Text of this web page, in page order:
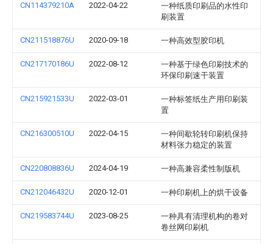
CN114379210A 2022-04-22
一种纸质印刷品的水性印
刷装置
CN211518876U 2020-09-18 一种高效型胶印机
CN217170186U 2022-08-12
一种基于绿色印刷技术的
环保印刷速干装置
CN215921533U 2022-03-01
一种标签纸生产用印刷装
置
CN216300510U 2022-04-15
一种间歇轮转印刷机保持
材料张力稳定的装置
CN220808836U 2024-04-19 一种高兼容柔性制版机
CN212046432U 2020-12-01 一种印刷机上的烘干设备
CN219583744U 2023-08-25
一种具有清理机构的卷对
卷丝网印刷机